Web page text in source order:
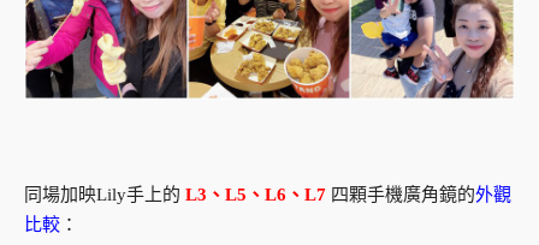
同場加映Lily手上的 L3、L5、L6、L7 四顆手機廣角鏡的外觀
比較 ：